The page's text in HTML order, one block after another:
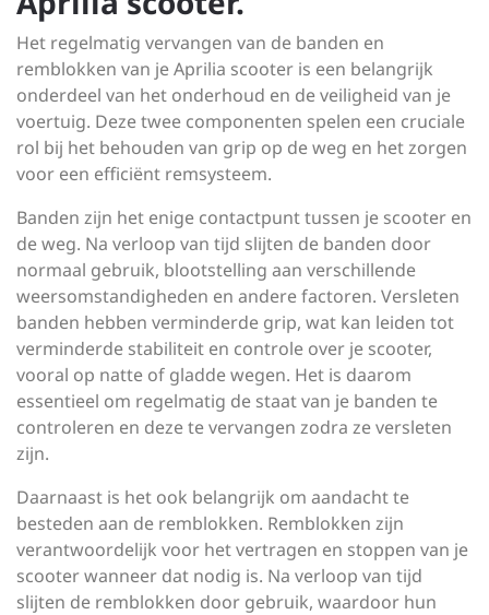
Het regelmatig vervangen van de banden en
remblokken van je Aprilia scooter is een belangrijk
onderdeel van het onderhoud en de veiligheid van je
voertuig. Deze twee componenten spelen een cruciale
rol bij het behouden van grip op de weg en het zorgen
voor een efficiënt remsysteem.
Banden zijn het enige contactpunt tussen je scooter en
de weg. Na verloop van tijd slijten de banden door
normaal gebruik, blootstelling aan verschillende
weersomstandigheden en andere factoren. Versleten
banden hebben verminderde grip, wat kan leiden tot
verminderde stabiliteit en controle over je scooter,
vooral op natte of gladde wegen. Het is daarom
essentieel om regelmatig de staat van je banden te
controleren en deze te vervangen zodra ze versleten
zijn.
Daarnaast is het ook belangrijk om aandacht te
besteden aan de remblokken. Remblokken zijn
verantwoordelijk voor het vertragen en stoppen van je
scooter wanneer dat nodig is. Na verloop van tijd
slijten de remblokken door gebruik, waardoor hun